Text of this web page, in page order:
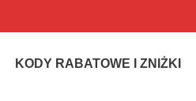
KODY RABATOWE I ZNIŻKI